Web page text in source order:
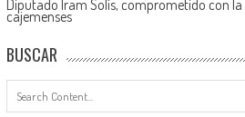
Diputado Iram Solís, comprometido con
cajemenses
BUSCAR